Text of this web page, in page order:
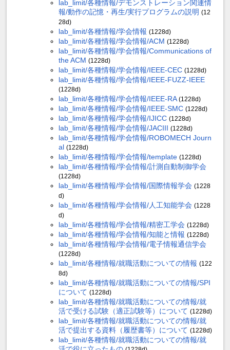
lab_limit/各種情報/デモンストレーション関連情
報/動作の記憶・再生/実行プログラムの説明 (12
28d)
lab_limit/各種情報/学会情報 (1228d)
lab_limit/各種情報/学会情報/ACM (1228d)
lab_limit/各種情報/学会情報/Communications of
the ACM (1228d)
lab_limit/各種情報/学会情報/IEEE-CEC (1228d)
lab_limit/各種情報/学会情報/IEEE-FUZZ-IEEE
(1228d)
lab_limit/各種情報/学会情報/IEEE-RA (1228d)
lab_limit/各種情報/学会情報/IEEE-SMC (1228d)
lab_limit/各種情報/学会情報/IJICC (1228d)
lab_limit/各種情報/学会情報/JACIII (1228d)
lab_limit/各種情報/学会情報/ROBOMECH Journ
al (1228d)
lab_limit/各種情報/学会情報/template (1228d)
lab_limit/各種情報/学会情報/計測自動制御学会
(1228d)
lab_limit/各種情報/学会情報/国際情報学会 (1228
d)
lab_limit/各種情報/学会情報/人工知能学会 (1228
d)
lab_limit/各種情報/学会情報/精密工学会 (1228d)
lab_limit/各種情報/学会情報/知能と情報 (1228d)
lab_limit/各種情報/学会情報/電子情報通信学会
(1228d)
lab_limit/各種情報/就職活動についての情報 (122
8d)
lab_limit/各種情報/就職活動についての情報/SPI
について (1228d)
lab_limit/各種情報/就職活動についての情報/就
活で受ける試験（適正試験等）について (1228d)
lab_limit/各種情報/就職活動についての情報/就
活で提出する資料（履歴書等）について (1228d)
lab_limit/各種情報/就職活動についての情報/就